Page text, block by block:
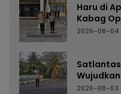
Haru di
Kabag
2026-08-04
2026-08-03